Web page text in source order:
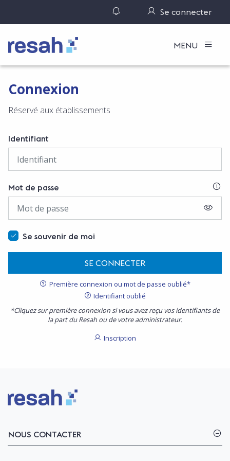
Gérer ses notifications
Se connecter
Logo Resah MENU
Connexion
Réservé aux établissements
Identifiant
Mot de passe
Se souvenir de moi
SE CONNECTER
Première connexion ou mot de passe oublié*
Identifiant oublié
*Cliquez sur première connexion si vous avez reçu vos identifiants de
la part du Resah ou de votre administrateur.
Inscription
Logo Resah
NOUS CONTACTER